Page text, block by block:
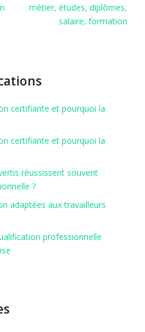
métier, études, diplômes,
salaire, formation
certifiante et pourquoi la
certifiante et pourquoi la
réussissent souvent
?
adaptées aux travailleurs
professionnelle